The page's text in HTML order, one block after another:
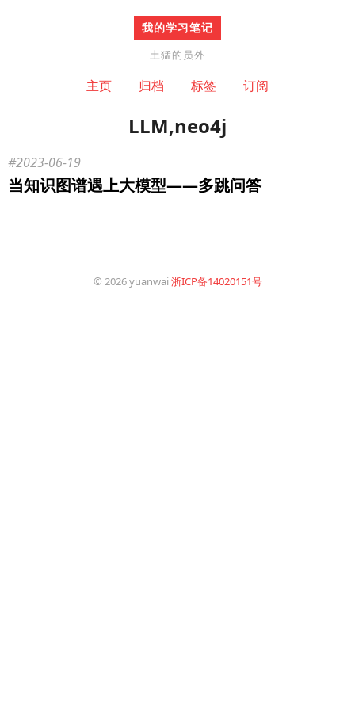
我的学习笔记
土猛的员外
主页 归档 标签 订阅
LLM,neo4j
2023-06-19
当知识图谱遇上大模型——多跳问答
© 2026 yuanwai浙ICP备14020151号